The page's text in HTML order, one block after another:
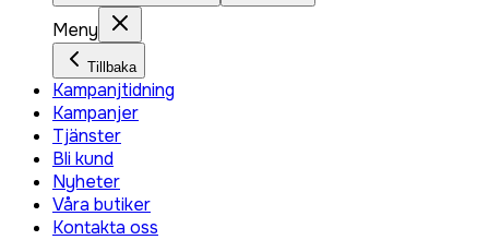
Meny
Tillbaka
Kampanjtidning
Kampanjer
Tjänster
Bli kund
Nyheter
Våra butiker
Kontakta oss